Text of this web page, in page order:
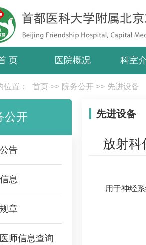
页 医院概况 科室
位置： 首页 >> 院务公开 >> 先进设备
公开
告
息
章
师信息查询
先进设备
放射科
用于神经